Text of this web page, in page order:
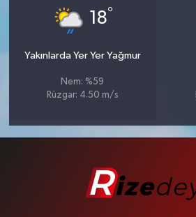
18°
Yakınlarda Yer Yer Yağmur
Nem: %59
Rüzgar: 4.50 m/s